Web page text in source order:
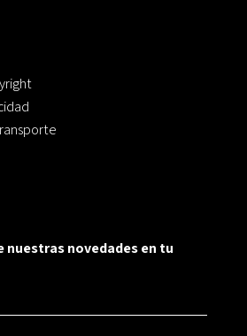
nuestras novedades en tu